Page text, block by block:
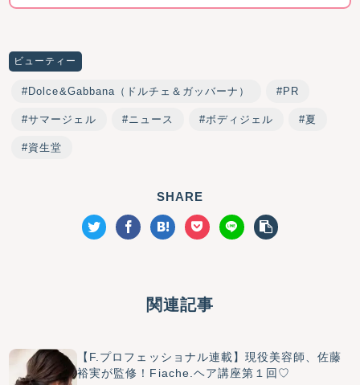
ビューティー
Dolce&Gabbana（ドルチェ＆ガッバーナ） PR
サマージェル ニュース ボディジェル 夏
資生堂
SHARE
関連記事
【F.プロフェッショナル連載】現役美容師、佐藤
裕実が監修！Fiache.ヘア講座第１回♡